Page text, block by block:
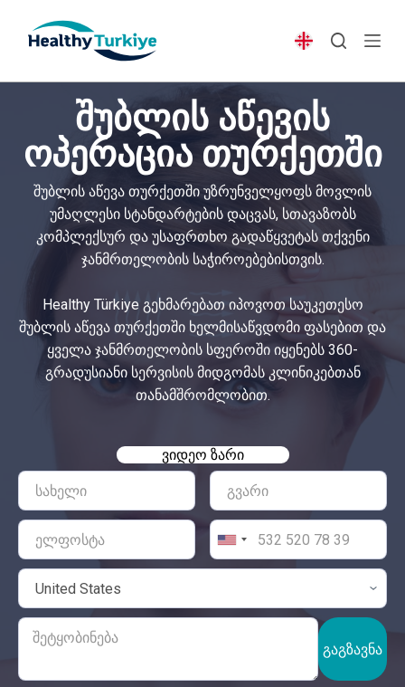
p
შუბლის აწევის
ოპერაცია თურქეთში
შუბლის აწევა თურქეთში უზრუნველყოფს მოვლის
უმაღლესი სტანდარტების დაცვას, სთავაზობს
კომპლექსურ და უსაფრთხო გადაწყვეტას თქვენი
ჯანმრთელობის საჭიროებებისთვის.
Healthy Türkiye გეხმარებათ იპოვოთ საუკეთესო
შუბლის აწევა თურქეთში ხელმისაწვდომი ფასებით და
ყველა ჯანმრთელობის სფეროში იყენებს 360-
გრადუსიანი სერვისის მიდგომას კლინიკებთან
თანამშრომლობით.
ᲕᲘᲓᲔᲝ ᲖᲐᲠᲘ
ᲒᲐᲒᲖᲐᲕᲜᲐ